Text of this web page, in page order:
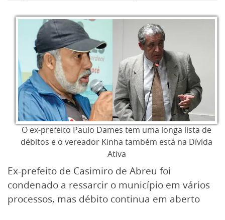
Informe especial
O ex-prefeito Paulo Dames tem uma longa lista de
débitos e o vereador Kinha também está na Dívida
Ativa
Ex-prefeito de Casimiro de Abreu foi
condenado a ressarcir o município em vários
processos, mas débito continua em aberto